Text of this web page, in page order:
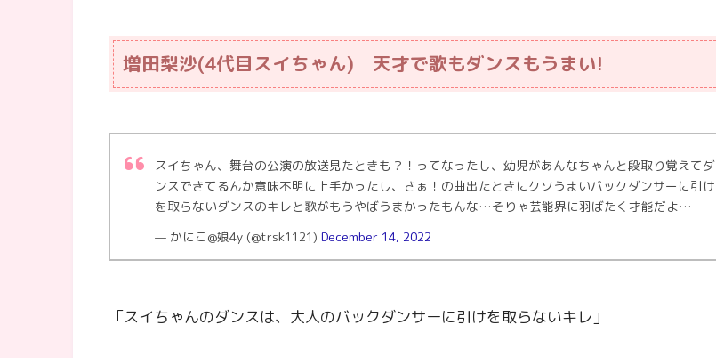
増田梨沙(4代目スイちゃん) 天才で歌もダンスもうまい!
スイちゃん、舞台の公演の放送見たときも？！ってなったし、幼児があんなちゃんと段取り覚えてダ
ンスできてるんか意味不明に上手かったし、さぁ！の曲出たときにクソうまいバックダンサーに引け
を取らないダンスのキレと歌がもうやばうまかったもんな…そりゃ芸能界に羽ばたく才能だよ…
— かにこ@娘4y (@trsk1121) December 14, 2022
「スイちゃんのダンスは、大人のバックダンサーに引けを取らないキレ」